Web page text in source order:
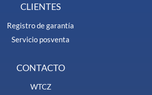
CLIENTES
Registro de garantía
Servicio posventa
CONTACTO
WTCZ